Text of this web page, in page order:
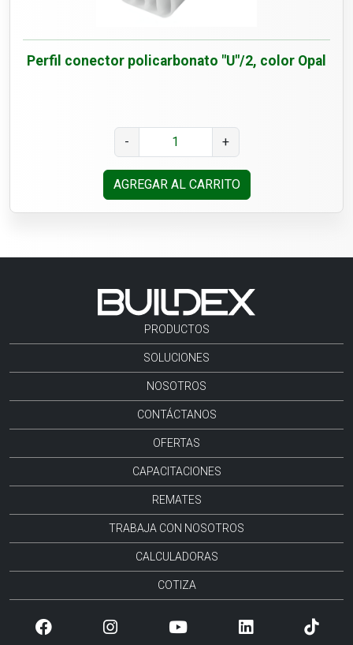
Perfil conector policarbonato "U"/2, color Opal
- +
AGREGAR AL CARRITO
PRODUCTOS
SOLUCIONES
NOSOTROS
CONTÁCTANOS
OFERTAS
CAPACITACIONES
REMATES
TRABAJA CON NOSOTROS
CALCULADORAS
COTIZA